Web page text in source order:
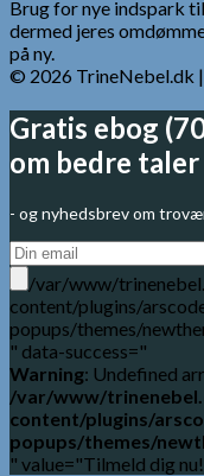
Brug for nye indspark
dermed jeres
på ny.
© 2026 TrineNebel.dk
Gratis ebog
om bedre taler
- og nyhedsbrev om
/var/www/
content/plugins/
popups/themes/
" data-success="
Warning: Undefined
/var/www/
content/plugins/
popups/themes/
" value="Tilmeld dig